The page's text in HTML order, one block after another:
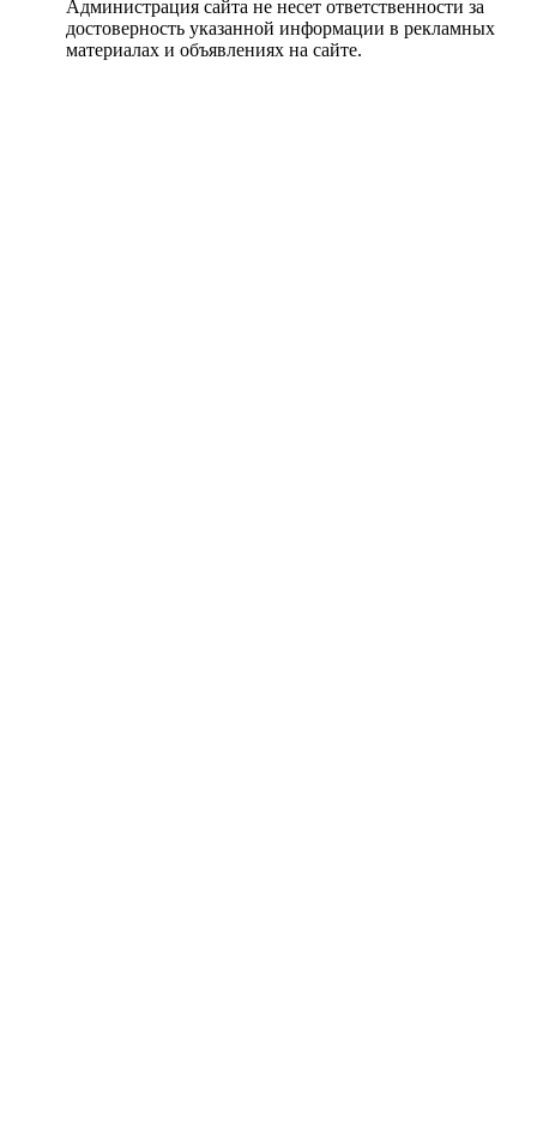
Администрация сайта не несет ответственности за
достоверность указанной информации в рекламных
материалах и объявлениях на сайте.